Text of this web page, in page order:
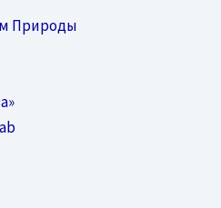
Природы